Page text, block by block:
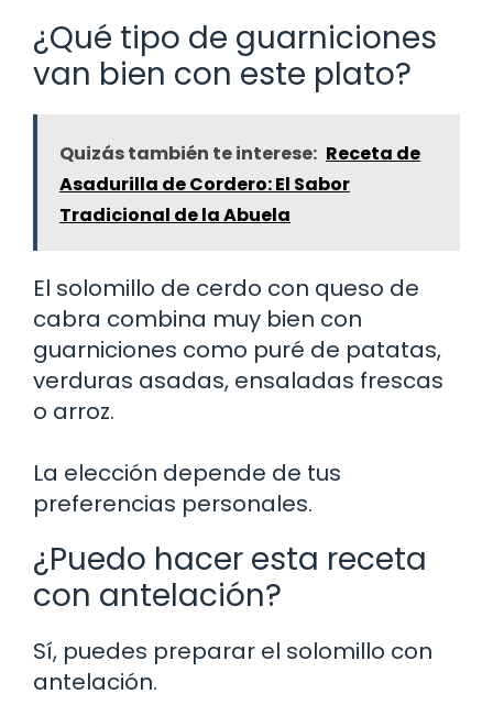
¿Qué tipo de guarniciones
van bien con este plato?
Quizás también te interese: Receta de
Asadurilla de Cordero: El Sabor
Tradicional de la Abuela
El solomillo de cerdo con queso de
cabra combina muy bien con
guarniciones como puré de patatas,
verduras asadas, ensaladas frescas
o arroz.
La elección depende de tus
preferencias personales.
¿Puedo hacer esta receta
con antelación?
Sí, puedes preparar el solomillo con
antelación.